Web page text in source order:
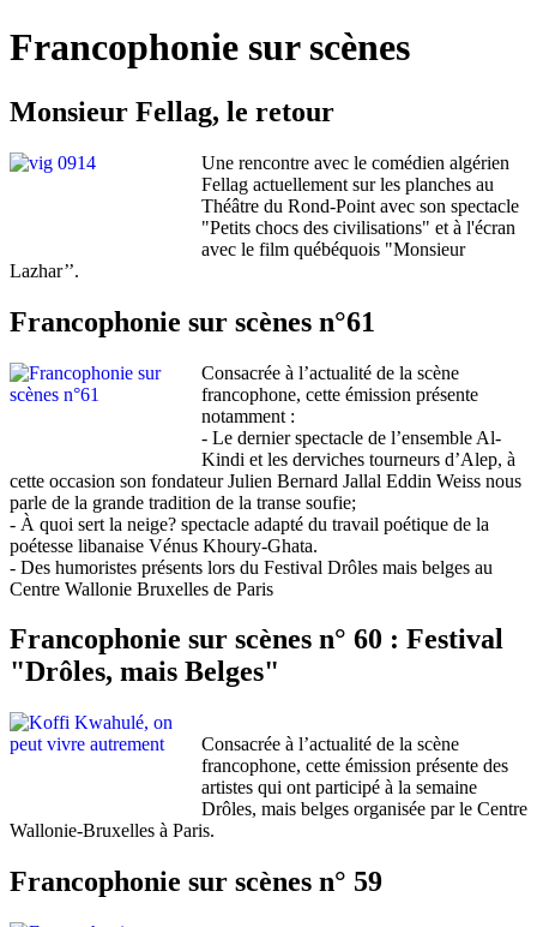
Francophonie sur scènes
Monsieur Fellag, le retour
Une rencontre avec le comédien algérien
Fellag actuellement sur les planches au
Théâtre du Rond-Point avec son spectacle
"Petits chocs des civilisations" et à l'écran
avec le film québéquois "Monsieur
Lazhar’’.
Francophonie sur scènes n°61
Consacrée à l’actualité de la scène
francophone, cette émission présente
notamment :
- Le dernier spectacle de l’ensemble Al-
Kindi et les derviches tourneurs d’Alep, à
cette occasion son fondateur Julien Bernard Jallal Eddin Weiss nous
parle de la grande tradition de la transe soufie;
- À quoi sert la neige? spectacle adapté du travail poétique de la
poétesse libanaise Vénus Khoury-Ghata.
- Des humoristes présents lors du Festival Drôles mais belges au
Centre Wallonie Bruxelles de Paris
Francophonie sur scènes n° 60 : Festival
"Drôles, mais Belges"
Consacrée à l’actualité de la scène
francophone, cette émission présente des
artistes qui ont participé à la semaine
Drôles, mais belges organisée par le Centre
Wallonie-Bruxelles à Paris.
Francophonie sur scènes n° 59